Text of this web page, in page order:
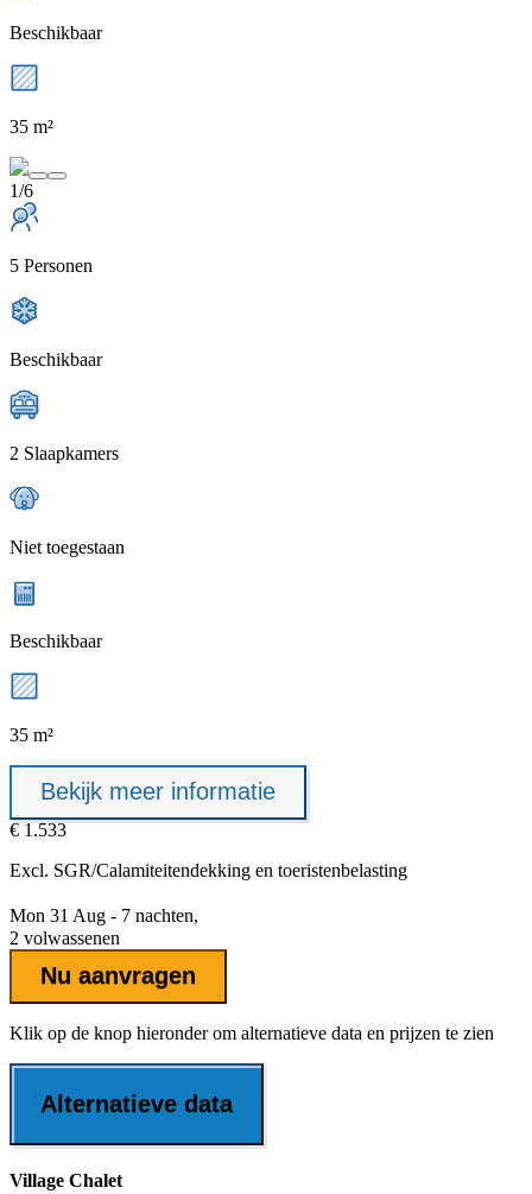
Beschikbaar
35 m²
1/6
5 Personen
Beschikbaar
2 Slaapkamers
Niet toegestaan
Beschikbaar
35 m²
Bekijk meer informatie
€ 1.533
Excl. SGR/Calamiteitendekking en toeristenbelasting
Mon 31 Aug - 7 nachten,
2 volwassenen
Nu aanvragen
Klik op de knop hieronder om alternatieve data en prijzen te zien
Alternatieve data
Village Chalet